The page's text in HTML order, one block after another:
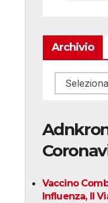
Archivio
Archivio
Vaccino
Influenza, Il